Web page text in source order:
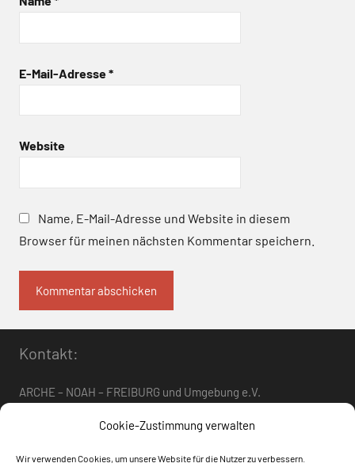
Cookie-Zustimmung verwalten
Wir verwenden Cookies, um unsere Website für die Nutzer zu verbessern.
E-Mail-Adresse*
Website
Name, E-Mail-Adresse und Website in diesem
Browser für meinen nächsten Kommentar speichern.
Kontakt:
ARCHE – NOAH – FREIBURG und Umgebung e.V.
arche-noah-freiburg[at]freenet.de